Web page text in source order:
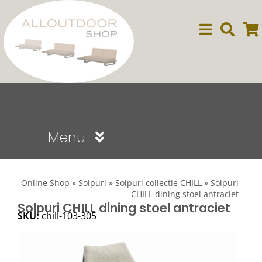
naar
inhoud
Menu
Dining
Online Shop » Solpuri » Solpuri collectie CHILL » Solpuri
CHILL dining stoel antraciet
Solpuri CHILL dining stoel antraciet
SKU:chill-103-305